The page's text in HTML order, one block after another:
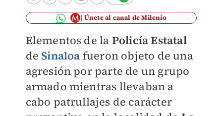
Únete al canal de Milenio
Elementos de la Policía Estatal
de Sinaloa fueron objeto de una
agresión por parte de un grupo
armado mientras llevaban a
cabo patrullajes de carácter